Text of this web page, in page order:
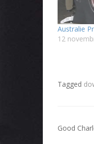
Australie
12
Tagged
Good